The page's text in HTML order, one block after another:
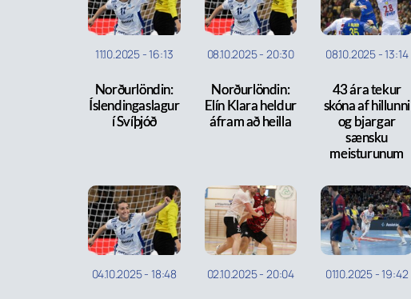
11.10.2025 -16:13
Norðurlöndin:
Íslendingaslagur
í Svíþjóð
08.10.2025- 20:30
Norðurlöndin:
Elín Klara heldur
áfram að heilla
08.10.2025 -13:14
43 ára tekur
skóna af hillunni
og bjargar
sænsku
meisturunum
04.10.2025- 18:48 02.10.2025- 20:04 01.10.2025 -19:42